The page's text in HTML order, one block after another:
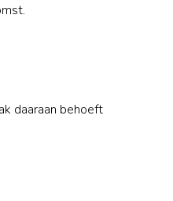
daaraan behoeft